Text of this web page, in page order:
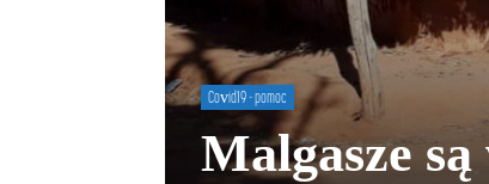
Covid19 - pomoc
Malgasze